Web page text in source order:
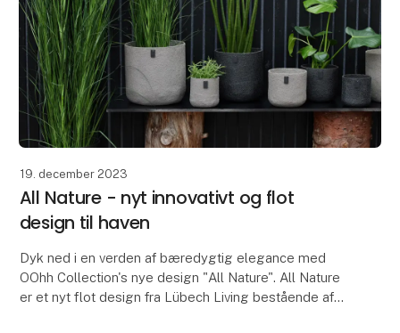
19. december 2023
All Nature - nyt innovativt og flot
design til haven
Dyk ned i en verden af bæredygtig elegance med
OOhh Collection's nye design "All Nature". All Nature
er et nyt flot design fra Lübech Living bestående af